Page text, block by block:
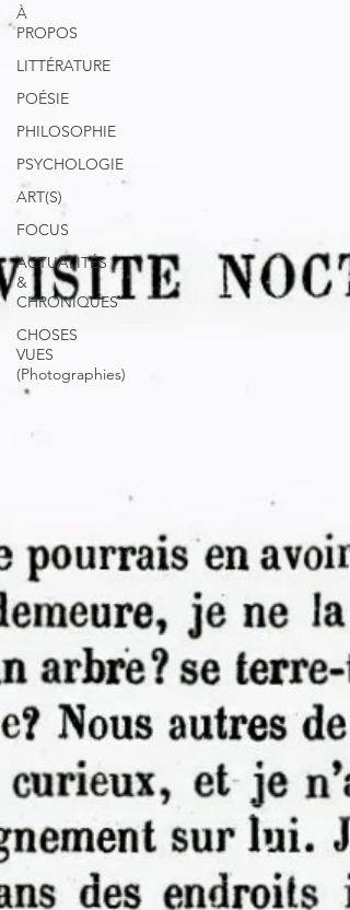
À
PROPOS
LITTÉRATURE
POÉSIE
PHILOSOPHIE
PSYCHOLOGIE
ART(S)
FOCUS
ACTUALITÉS
&
CHRONIQUES
CHOSES
VUES
(Photographies)